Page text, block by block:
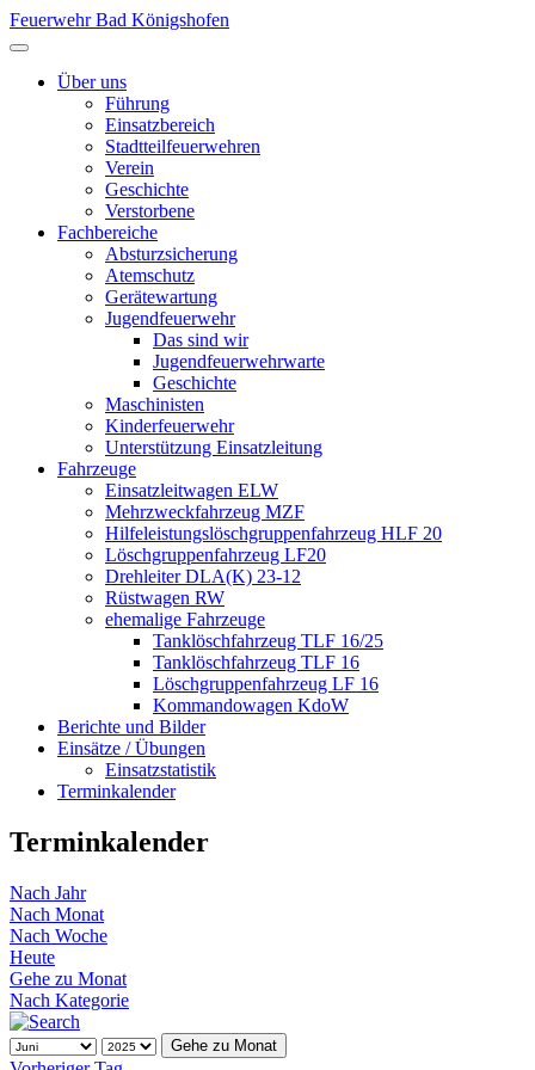
Feuerwehr Bad Königshofen
Über uns
Führung
Einsatzbereich
Stadtteilfeuerwehren
Verein
Geschichte
Verstorbene
Fachbereiche
Absturzsicherung
Atemschutz
Gerätewartung
Jugendfeuerwehr
Das sind wir
Jugendfeuerwehrwarte
Geschichte
Maschinisten
Kinderfeuerwehr
Unterstützung Einsatzleitung
Fahrzeuge
Einsatzleitwagen ELW
Mehrzweckfahrzeug MZF
Hilfeleistungslöschgruppenfahrzeug HLF 20
Löschgruppenfahrzeug LF20
Drehleiter DLA(K) 23-12
Rüstwagen RW
ehemalige Fahrzeuge
Tanklöschfahrzeug TLF 16/25
Tanklöschfahrzeug TLF 16
Löschgruppenfahrzeug LF 16
Kommandowagen KdoW
Berichte und Bilder
Einsätze / Übungen
Einsatzstatistik
Terminkalender
Terminkalender
Nach Jahr
Nach Monat
Nach Woche
Heute
Gehe zu Monat
Nach Kategorie
Gehe zu Monat